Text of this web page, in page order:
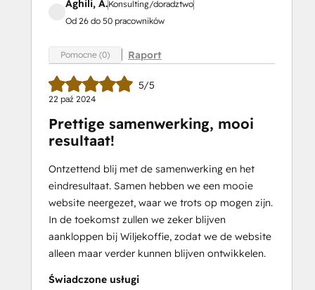
Aghili, A.Konsulting/doradztwo
Od 26 do 50 pracowników
Pomocne (0) Raport
5/5
22 paź 2024
Prettige samenwerking, mooi
resultaat!
Ontzettend blij met de samenwerking en het
eindresultaat. Samen hebben we een mooie
website neergezet, waar we trots op mogen zijn.
In de toekomst zullen we zeker blijven
aankloppen bij Wiljekoffie, zodat we de website
alleen maar verder kunnen blijven ontwikkelen.
Świadczone usługi